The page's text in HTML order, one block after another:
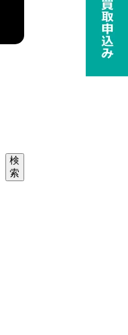
検
索